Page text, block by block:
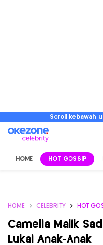
Scroll kebawah
HOME HOT GOSSIP
HOME CELEBRITY HOT
Camelia Malik
Lukai Anak-Anak